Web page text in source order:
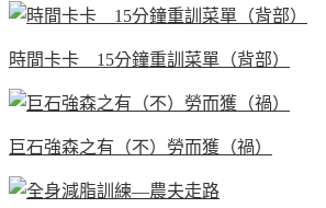
時間卡卡 15分鐘重訓菜單（背部）
巨石強森之有（不）勞而獲（禍）